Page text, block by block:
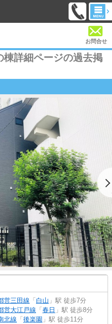
お問合せ
棟詳細ページの過去掲
営三田線 「 白山 」駅 徒歩7分
営大江戸線 「 春日 」駅 徒歩8分
北線 「 後楽園 」駅 徒歩11分